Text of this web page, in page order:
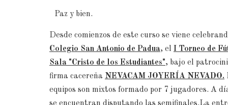
Paz y bien.
Desde comienzos de este curso se viene
Colegio San Antonio de Padua, el I Torneo de
Sala "Cristo de los Estudiantes", bajo el
firma cacereña NEVACAM JOYERÍA NEVADO.
equipos son mixtos formado por 7 jugadores. A día